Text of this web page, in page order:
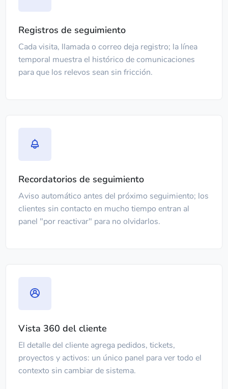
Registros de seguimiento
Cada visita, llamada o correo deja registro; la línea
temporal muestra el histórico de comunicaciones
para que los relevos sean sin fricción.
Recordatorios de seguimiento
Aviso automático antes del próximo seguimiento; los
clientes sin contacto en mucho tiempo entran al
panel "por reactivar" para no olvidarlos.
Vista 360 del cliente
El detalle del cliente agrega pedidos, tickets,
proyectos y activos: un único panel para ver todo el
contexto sin cambiar de sistema.